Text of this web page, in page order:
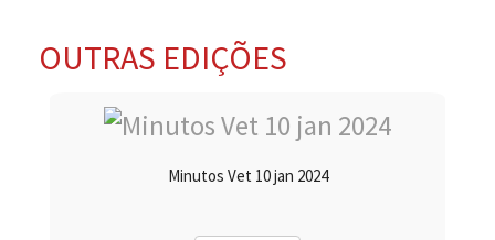
OUTRAS EDIÇÕES
Minutos Vet 10 jan 2024